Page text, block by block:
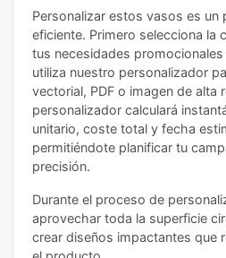
Personalizar estos vasos es un
eficiente. Primero selecciona la
tus necesidades
utiliza nuestro personalizador
vectorial, PDF o imagen de alta
personalizador calculará
unitario, coste total y fecha
permitiéndote planificar tu
precisión.
Durante el proceso de
aprovechar toda la superficie
crear diseños impactantes que